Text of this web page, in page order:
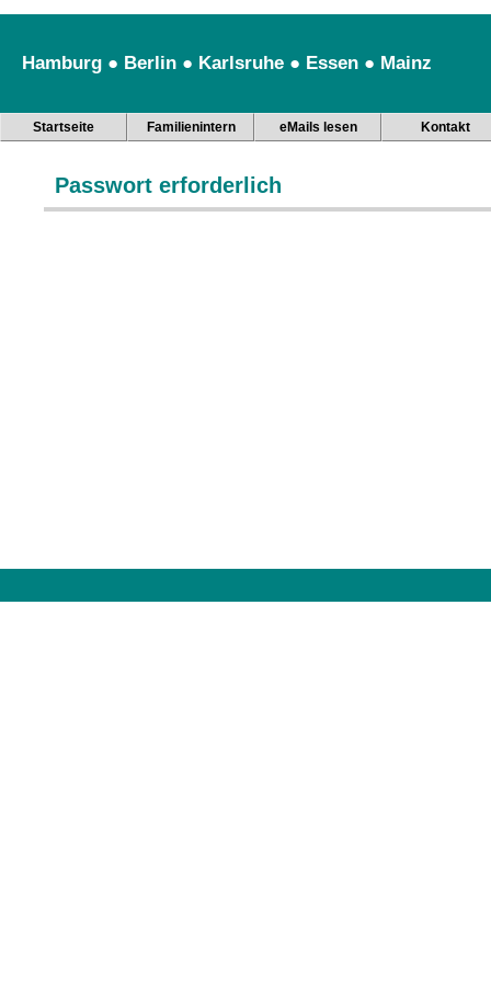
Hamburg ● Berlin ● Karlsruhe ● Essen ● Mainz
Startseite Familienintern eMails lesen Kontakt
Passwort erforderlich